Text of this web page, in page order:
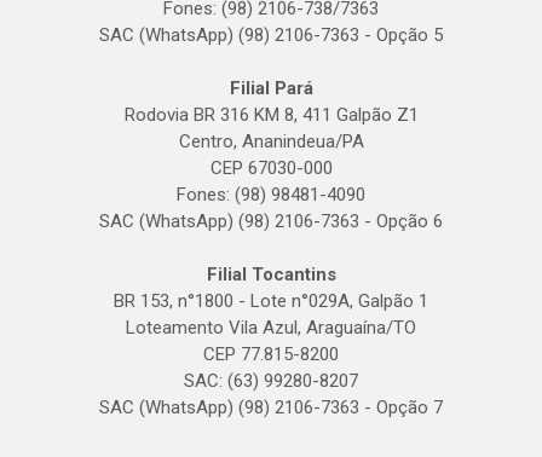
Fones: (98) 2106-738/7363
SAC (WhatsApp) (98) 2106-7363 - Opção 5
Filial Pará
Rodovia BR 316 KM 8, 411 Galpão Z1
Centro, Ananindeua/PA
CEP 67030-000
Fones: (98) 98481-4090
SAC (WhatsApp) (98) 2106-7363 - Opção 6
Filial Tocantins
BR 153, n°1800 - Lote n°029A, Galpão 1
Loteamento Vila Azul, Araguaína/TO
CEP 77.815-8200
SAC: (63) 99280-8207
SAC (WhatsApp) (98) 2106-7363 - Opção 7